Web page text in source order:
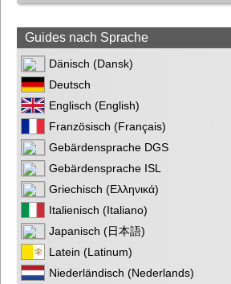
Guides nach Sprache
Dänisch (Dansk)
Deutsch
Englisch (English)
Französisch (Français)
Gebärdensprache DGS
Gebärdensprache ISL
Griechisch (Ελληνικά)
Italienisch (Italiano)
Japanisch (日本語)
Latein (Latinum)
Niederländisch (Nederlands)